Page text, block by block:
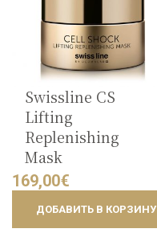
Swissline CS
Lifting
Replenishing
Mask
169,00€
ДОБАВИТЬ В КОРЗИНУ